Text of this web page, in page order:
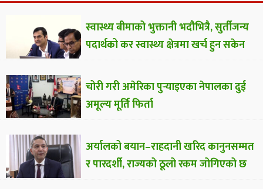
स्वास्थ्य बीमाको भुक्तानी भदौभित्रै, सुर्तीजन्य
पदार्थको कर स्वास्थ्य क्षेत्रमा खर्च हुन सकेन
चोरी गरी अमेरिका पुर्‍याइएका नेपालका दुई
अमूल्य मूर्ति फिर्ता
अर्यालको बयान–राहदानी खरिद कानुनसम्मत
र पारदर्शी, राज्यको ठूलो रकम जोगिएको छ